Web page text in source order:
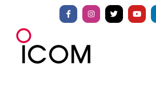
springen
FacebookInstagram
X